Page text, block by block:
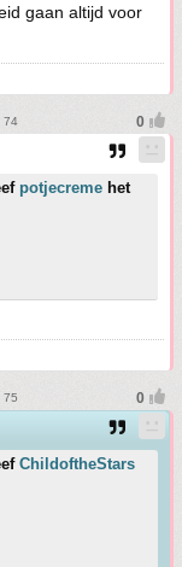
gaan altijd voor
74
potjecreme het
75
ChildoftheStars